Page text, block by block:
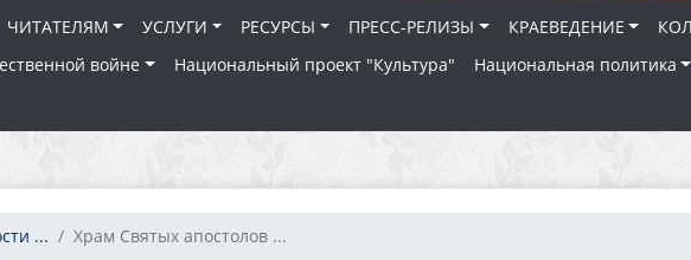
ЧИТАТЕЛЯМ УСЛУГИ РЕСУРСЫ ПРЕСС-РЕЛИЗЫ КРАЕВЕДЕНИЕ
войне Национальный проект "Культура" Национальная политика
... Храм Святых апостолов ...